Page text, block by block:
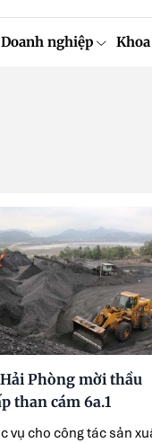
Doanh nghiệp
Phòng mời thầu
than cám 6a.1
vụ cho công tác sản